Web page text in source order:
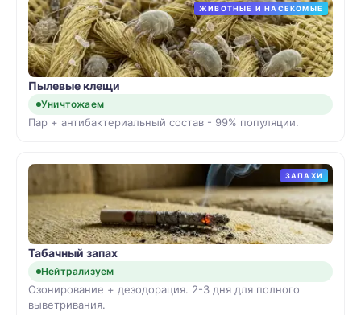
ЖИВОТНЫЕ И НАСЕКОМЫЕ
Пылевые клещи
Уничтожаем
Пар + антибактериальный состав - 99% популяции.
ЗАПАХИ
Табачный запах
Нейтрализуем
Озонирование + дезодорация. 2-3 дня для полного
выветривания.